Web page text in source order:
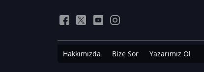
Hakkımızda Bize Sor Yazarımız Ol